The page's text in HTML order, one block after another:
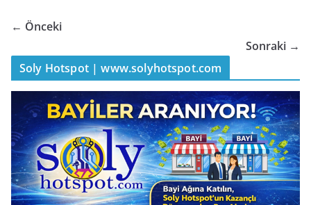
← Önceki
Sonraki →
Soly Hotspot | www.solyhotspot.com